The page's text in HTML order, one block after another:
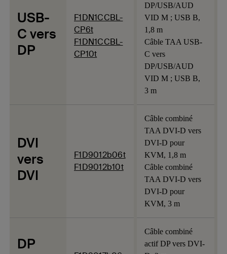
USB-
C vers
DP
F1DN1CCBL-
CP6t
F1DN1CCBL-
CP10t
DP/USB/AUD
VID M ; USB B,
1,8 m
Câble TAA USB-
C vers
DP/USB/AUD
VID M ; USB B,
3 m
DVI
vers
DVI
F1D9012b06t
F1D9012b10t
Câble combiné
TAA DVI-D vers
DVI-D pour
KVM, 1,8 m
Câble combiné
TAA DVI-D vers
DVI-D pour
KVM, 3 m
DP
Câble combiné
actif DP vers DVI-